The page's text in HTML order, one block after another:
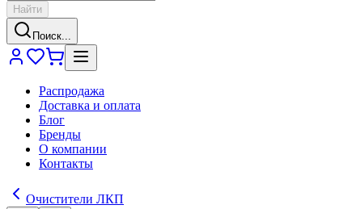
Найти
Поиск...
Распродажа
Доставка и оплата
Блог
Бренды
О компании
Контакты
Очистители ЛКП